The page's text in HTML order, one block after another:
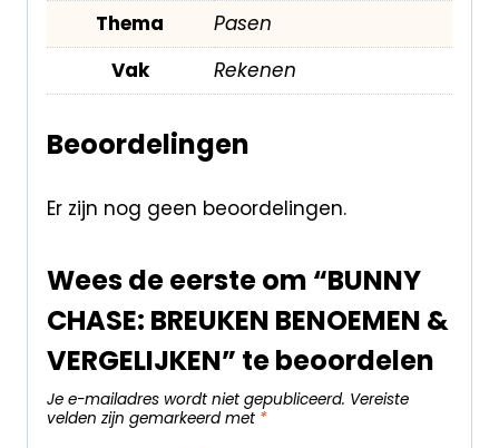
Thema
Pasen
Vak
Rekenen
Beoordelingen
Er zijn nog geen beoordelingen.
Wees de eerste om “BUNNY
CHASE: BREUKEN BENOEMEN &
VERGELIJKEN” te beoordelen
Je e-mailadres wordt niet gepubliceerd. Vereiste
velden zijn gemarkeerd met *